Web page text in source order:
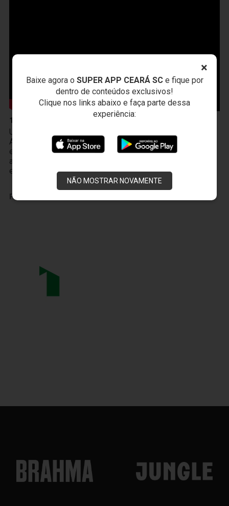
×
Baixe agora o SUPER APP CEARÁ SCe fique por
dentro de conteúdos exclusivos!
Clique nos links abaixo e faça parte dessa
experiência:
NÃO MOSTRAR NOVAMENTE
10 de Abril
Um novo produto chegou à Vozão TV! O PodFalar,
Alvinegro, podcast oficial do Ceará SC. No terceiro
episódio, os atletas João Gabriel e Melk comentam sobre
a transição da base ao profissional, a integração existente
entre Cidade Vozão e Porangabuçu e o m
PUBLICIDADE